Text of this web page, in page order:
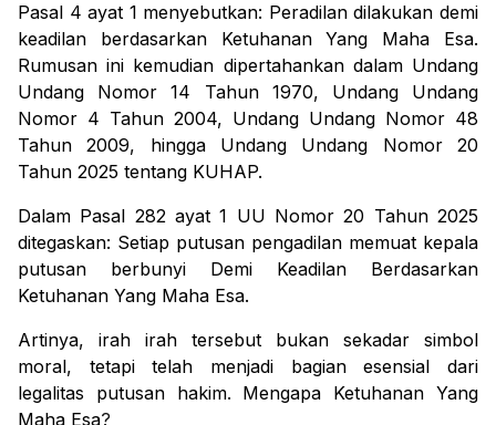
Pasal 4 ayat 1 menyebutkan: Peradilan dilakukan demi
keadilan berdasarkan Ketuhanan Yang Maha Esa.
Rumusan ini kemudian dipertahankan dalam Undang
Undang Nomor 14 Tahun 1970, Undang Undang
Nomor 4 Tahun 2004, Undang Undang Nomor 48
Tahun 2009, hingga Undang Undang Nomor 20
Tahun 2025 tentang KUHAP.
Dalam Pasal 282 ayat 1 UU Nomor 20 Tahun 2025
ditegaskan: Setiap putusan pengadilan memuat kepala
putusan berbunyi Demi Keadilan Berdasarkan
Ketuhanan Yang Maha Esa.
Artinya, irah irah tersebut bukan sekadar simbol
moral, tetapi telah menjadi bagian esensial dari
legalitas putusan hakim. Mengapa Ketuhanan Yang
Maha Esa?